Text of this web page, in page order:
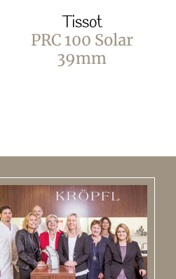
Tissot
PRC 100 Solar
39mm